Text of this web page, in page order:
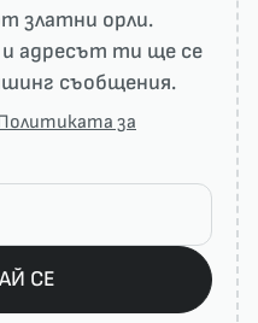
златни орли.
адресът ти ще се
съобщения.
за
СЕ